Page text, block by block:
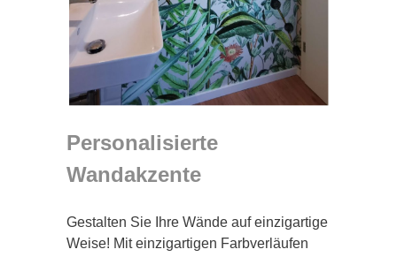
Personalisierte
Wandakzente
Gestalten Sie Ihre Wände auf einzigartige
Weise! Mit einzigartigen Farbverläufen